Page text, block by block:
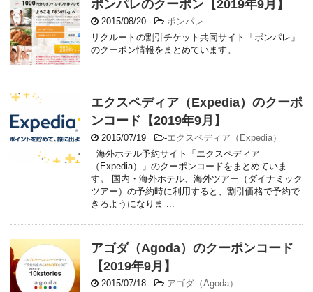
ポンパレのクーポン【2019年9月】
2015/08/20 -ポンパレ
リクルートの割引チケット共同サイト「ポンパレ」
のクーポン情報をまとめています。
エクスペディア（Expedia）のクーポ
ンコード【2019年9月】
2015/07/19 -エクスペディア（Expedia）
海外ホテル予約サイト「エクスペディア
（Expedia）」のクーポンコードをまとめていま
す。 国内・海外ホテル、海外ツアー（ダイナミック
ツアー）の予約時に利用すると、割引価格で予約で
きるようになりま ...
アゴダ（Agoda）のクーポンコード
【2019年9月】
2015/07/18 -アゴダ（Agoda）